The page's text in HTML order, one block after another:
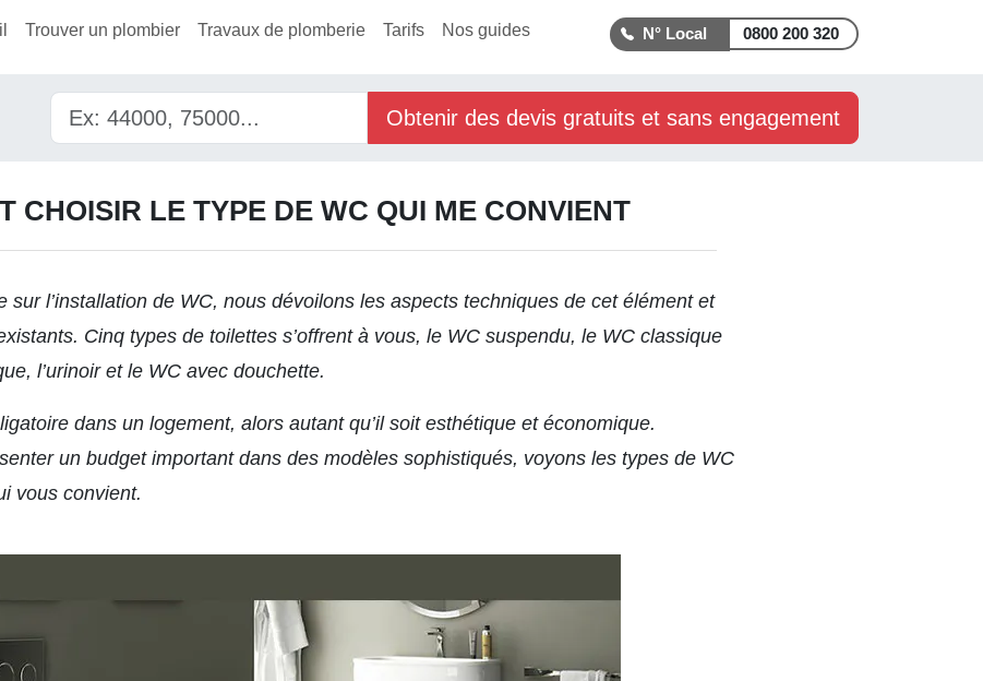
Trouver un plombier Travaux de plomberie Tarifs Nos guides 0800 200 320
Obtenir des devis gratuits et sans engagement
CHOISIR LE TYPE DE WC QUI ME CONVIENT
sur l’installation de WC, nous dévoilons les aspects techniques de cet élément et
Cinq types de toilettes s’offrent à vous, le WC suspendu, le WC classique
l’urinoir et le WC avec douchette.
dans un logement, alors autant qu’il soit esthétique et économique.
un budget important dans des modèles sophistiqués, voyons les types de WC
vous convient.